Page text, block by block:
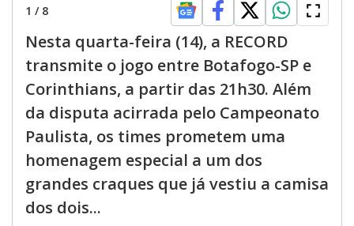
1 / 8
Nesta quarta-feira (14), a RECORD
transmite o jogo entre Botafogo-SP e
Corinthians, a partir das 21h30. Além
da disputa acirrada pelo Campeonato
Paulista, os times prometem uma
homenagem especial a um dos
grandes craques que já vestiu a camisa
dos dois...